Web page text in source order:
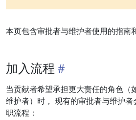
本页包含审批者与维护者使用的指南
加入流程
当贡献者希望承担更大责任的角色（
维护者）时， 现有的审批者与维护
职流程：